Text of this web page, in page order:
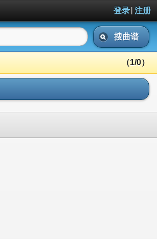
登录| 注册
搜曲谱
（1/0）